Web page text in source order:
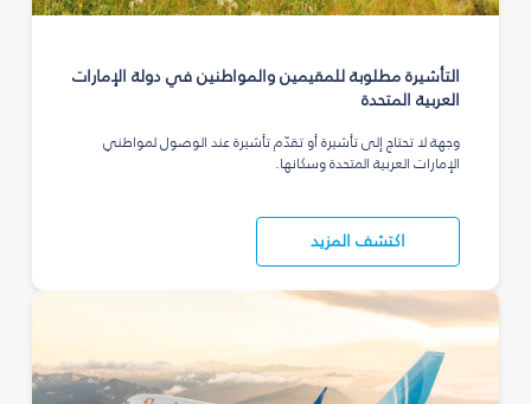
التأشيرة مطلوبة للمقيمين والمواطنين في دولة الإمارات
العربية المتحدة
وجهة لا تحتاج إلى تأشيرة أو تقدّم تأشيرة عند الوصول لمواطني
الإمارات العربية المتحدة وسكانها.
اكتشف المزيد